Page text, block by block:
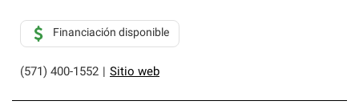
(571) 400-1552 Sitio web
Financiación disponible